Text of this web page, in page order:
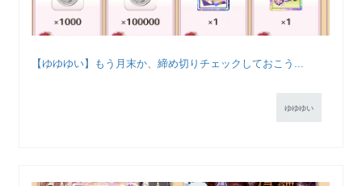
【ゆゆゆい】もう月末か、締め切りチェックしておこう...
ゆゆゆい